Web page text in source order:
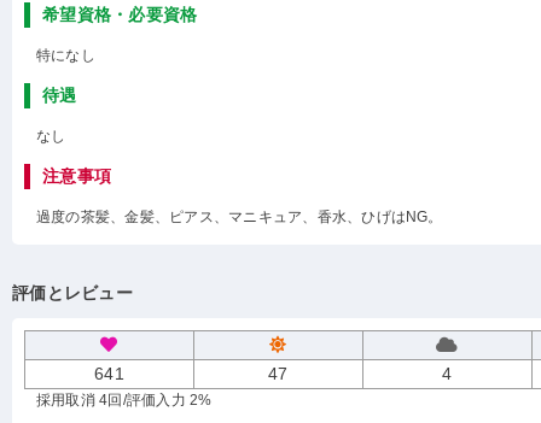
希望資格・必要資格
特になし
待遇
なし
注意事項
過度の茶髪、金髪、ピアス、マニキュア、香水、ひげはNG。
評価とレビュー
641 47 4
採用取消 4回 /評価入力 2%